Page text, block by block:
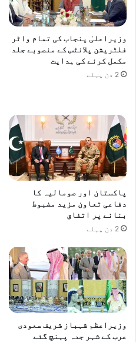
ص
ل
ر
ے
ی
خ
ر
ق
م
ک
ر
د
ی
وزیراعلیٰ پنجاب کی تمام واٹر
فلٹریشن پلانٹس کے منصوبے جلد
مکمل کرنے کی ہدایت
2 دن پہلے
پاکستان اور صومالیہ کا
دفاعی تعاون مزید مضبوط
بنانے پر اتفاق
2 دن پہلے
وزیراعظم شہباز شریف سعودی
عرب کے شہر جدہ پہنچ گئے